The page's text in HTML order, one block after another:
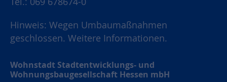
Hinweis: Wegen Umbaumaßnahmen
geschlossen. Weitere Informationen.
Wohnstadt Stadtentwicklungs- und
Wohnungsbaugesellschaft Hessen mbH